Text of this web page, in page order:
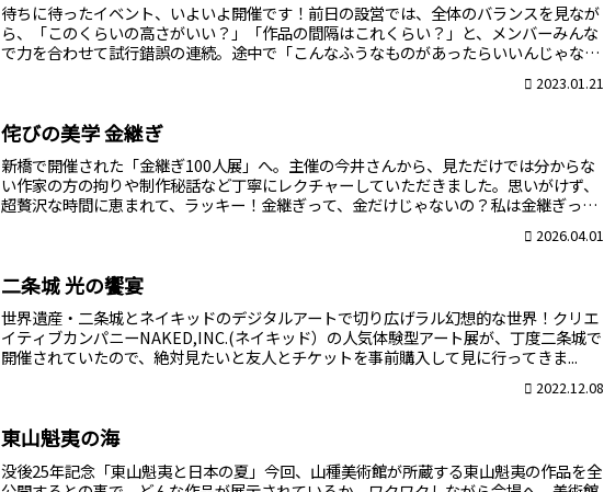
待ちに待ったイベント、いよいよ開催です！前日の設営では、全体のバランスを見なが
ら、「このくらいの高さがいい？」「作品の間隔はこれくらい？」と、メンバーみんな
で力を合わせて試行錯誤の連続。途中で「こんなふうなものがあったらいいんじゃな
2023.01.21
侘びの美学 金継ぎ
新橋で開催された「金継ぎ100人展」へ。主催の今井さんから、見ただけでは分からな
い作家の方の拘りや制作秘話など丁寧にレクチャーしていただきました。思いがけず、
超贅沢な時間に恵まれて、ラッキー！金継ぎって、金だけじゃないの？私は金継ぎって
2026.04.01
二条城 光の饗宴
世界遺産・二条城とネイキッドのデジタルアートで切り広げラル幻想的な世界！クリエ
イティブカンパニーNAKED,INC.(ネイキッド）の人気体験型アート展が、丁度二条城で
開催されていたので、絶対見たいと友人とチケットを事前購入して見に行ってきま...
2022.12.08
東山魁夷の海
没後25年記念「東山魁夷と日本の夏」今回、山種美術館が所蔵する東山魁夷の作品を全